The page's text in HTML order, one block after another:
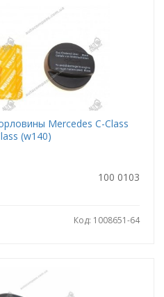
Mercedes C-Class
(w140)
100 0103
Код: 1008651-64